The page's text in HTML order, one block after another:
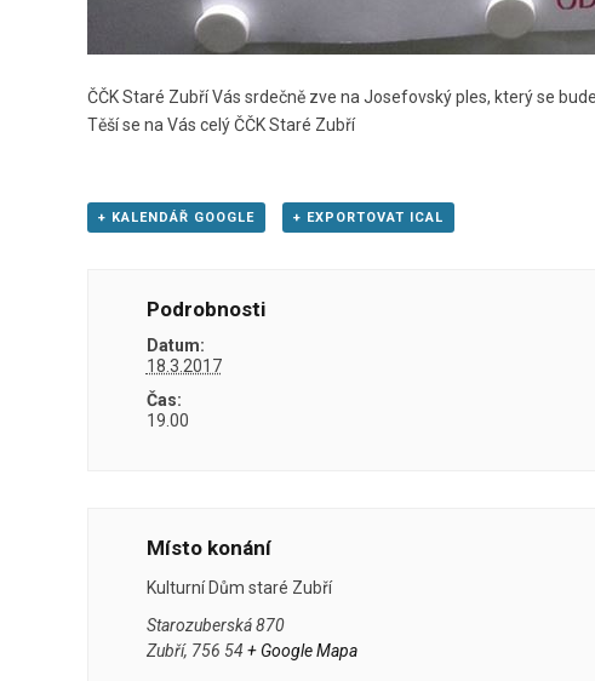
ČČK Staré Zubří Vás srdečně zve na Josefovský ples, který se
Těší se na Vás celý ČČK Staré Zubří
+ KALENDÁŘ GOOGLE + EXPORTOVAT ICAL
Podrobnosti
Datum:
18.3.2017
Čas:
19.00
Místo konání
Kulturní Dům staré Zubří
Starozuberská 870
Zubří, 756 54 + Google Mapa